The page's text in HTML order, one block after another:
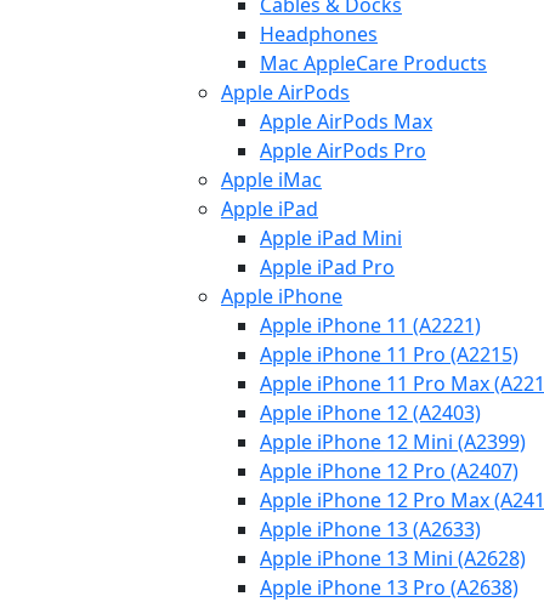
Headphones
Mac AppleCare Products
Apple AirPods
Apple AirPods Max
Apple AirPods Pro
Apple iMac
Apple iPad
Apple iPad Mini
Apple iPad Pro
Apple iPhone
Apple iPhone 11 (A2221)
Apple iPhone 11 Pro (A2215)
Apple iPhone 11 Pro Max
Apple iPhone 12 (A2403)
Apple iPhone 12 Mini (A2399)
Apple iPhone 12 Pro (A2407)
Apple iPhone 12 Pro Max
Apple iPhone 13 (A2633)
Apple iPhone 13 Mini (A2628)
Apple iPhone 13 Pro (A2638)